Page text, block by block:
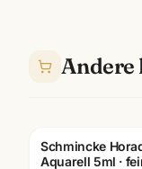
Andere
Schmincke
Aquarell 5ml ·